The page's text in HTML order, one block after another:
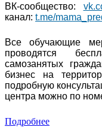
ВК-сообщество:
канал: t.me/
Все обучающие
проводятся
самозанятых
бизнес на
подробную
центра можно по
Подробнее